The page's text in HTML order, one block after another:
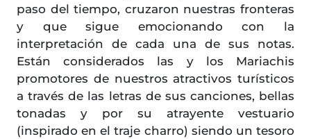
paso del tiempo, cruzaron nuestras fronteras
y que sigue emocionando con la
interpretación de cada una de sus notas.
Están considerados las y los Mariachis
promotores de nuestros atractivos turísticos
a través de las letras de sus canciones, bellas
tonadas y por su atrayente vestuario
(inspirado en el traje charro) siendo un tesoro